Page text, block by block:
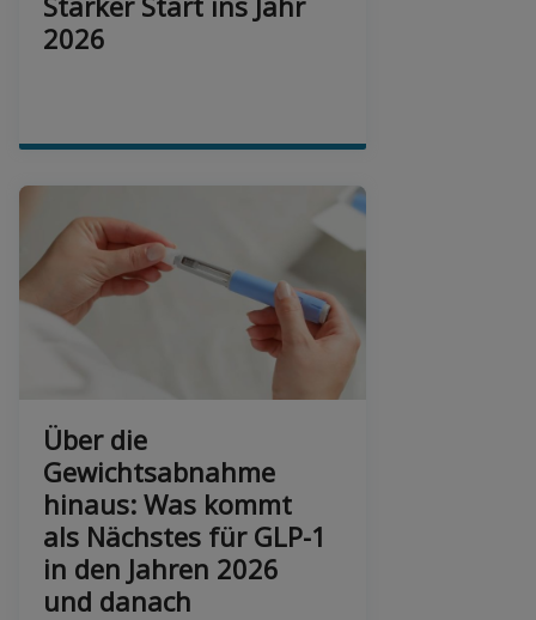
2026
Über die
Gewichtsabnahme
hinaus: Was kommt
als Nächstes für GLP-1
in den Jahren 2026
und danach